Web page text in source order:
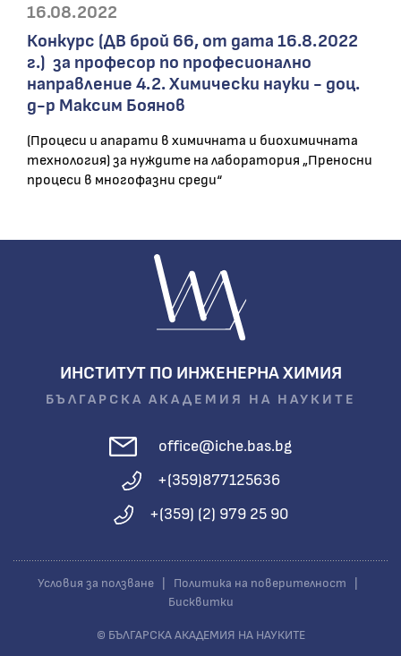
16.08.2022
Конкурс (ДВ брой 66, от дата 16.8.2022
г.) за професор по професионално
направление 4.2. Химически науки - доц.
д-р Максим Боянов
(Процеси и апарати в химичната и биохимичната
технология) за нуждите на лаборатория „Преносни
процеси в многофазни среди“
ИНСТИТУТ ПО ИНЖЕНЕРНА ХИМИЯ
БЪЛГАРСКА АКАДЕМИЯ НА НАУКИТЕ
office@iche.bas.bg
+(359)877125636
+(359) (2) 979 25 90
Условия за ползване Политика на поверителност
Бисквитки
© БЪЛГАРСКА АКАДЕМИЯ НА НАУКИТЕ